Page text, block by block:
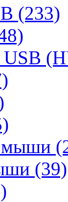
(233)
USB
мыши
(39)